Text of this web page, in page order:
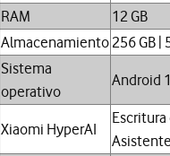
RAM
12 GB
Almacenamiento 256 GB |
Sistema
operativo
Android
Xiaomi HyperAI